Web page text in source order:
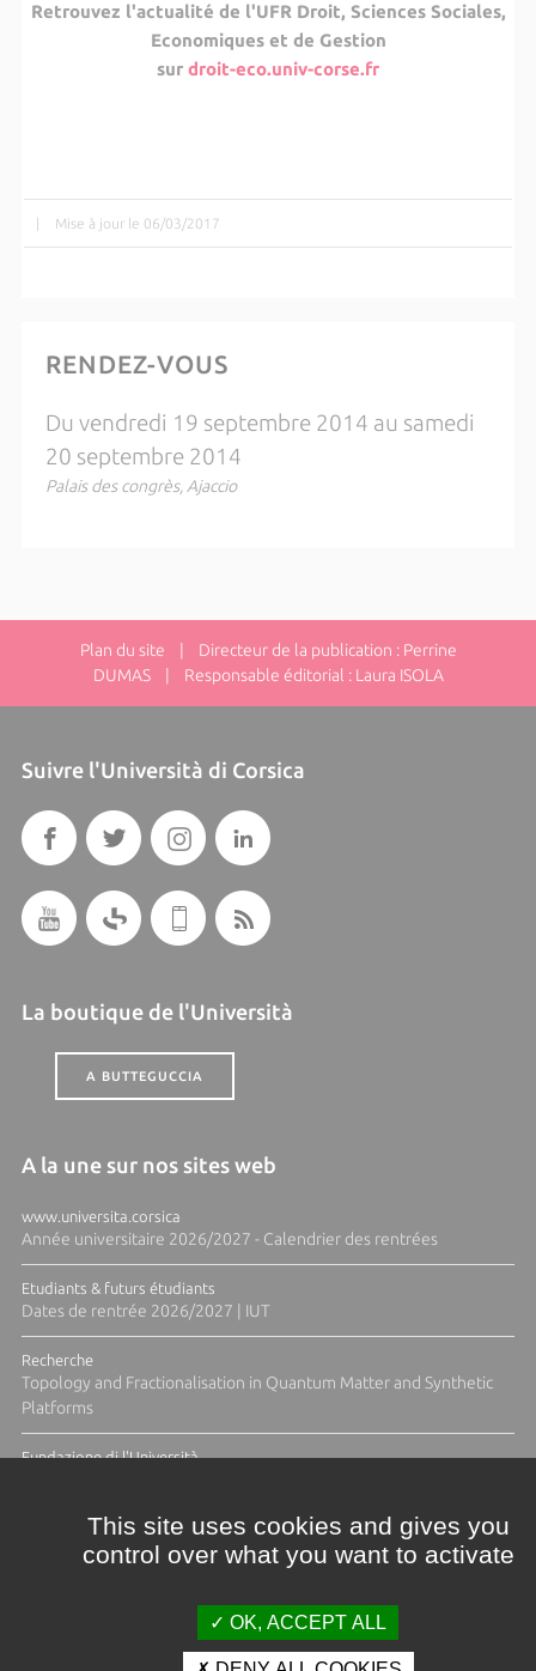
Retrouvez l'actualité de l'UFR Droit, Sciences Sociales,
Economiques et de Gestion
sur droit-eco.univ-corse.fr
| Mise à jour le 06/03/2017
RENDEZ-VOUS
Du vendredi 19 septembre 2014 au samedi
20 septembre 2014
Palais des congrès, Ajaccio
Plan du site | Directeur de la publication : Perrine
DUMAS | Responsable éditorial : Laura ISOLA
Suivre l'Università di Corsica
La boutique de l'Università
A BUTTEGUCCIA
A la une sur nos sites web
www.universita.corsica
Année universitaire 2026/2027 - Calendrier des rentrées
Etudiants & futurs étudiants
Dates de rentrée 2026/2027 | IUT
Recherche
Topology and Fractionalisation in Quantum Matter and Synthetic
Platforms
Fundazione di l'Università
This site uses cookies and gives you
control over what you want to activate
OK, ACCEPT ALL